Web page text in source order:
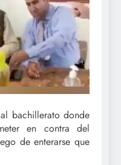
bachillerato donde
en contra del
de enterarse que